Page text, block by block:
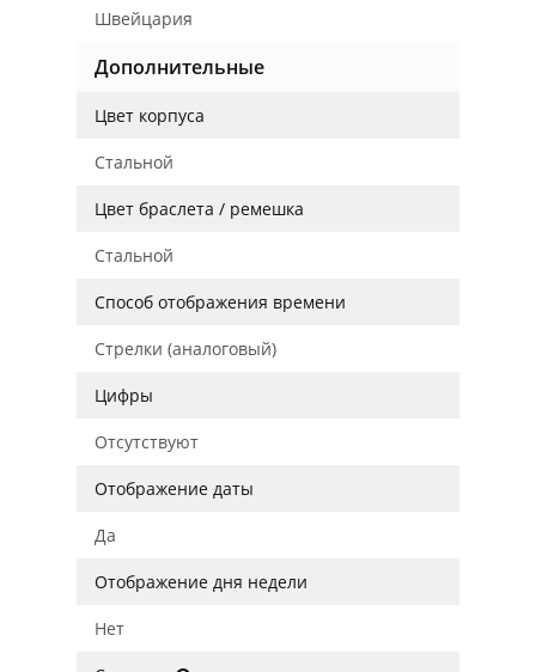
Швейцария
Дополнительные
Цвет корпуса
Стальной
Цвет браслета / ремешка
Стальной
Способ отображения времени
Стрелки (аналоговый)
Цифры
Отсутствуют
Отображение даты
Да
Отображение дня недели
Нет